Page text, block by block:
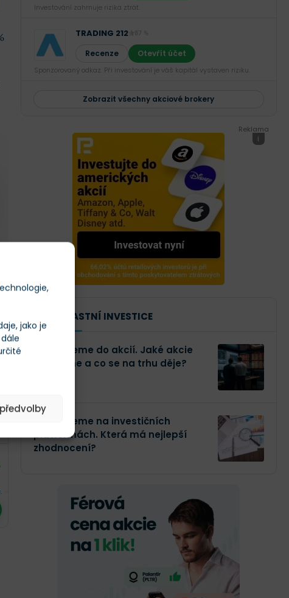
jako je
Investování zahrnuje rizika ztrát.‎
TRADING 212
Recenze Otevřít účet
Sponzorovaný odkaz. Při investování je váš kapitál vystaven riziku.
Zobrazit všechny akciové brokery
Reklama
i
NAŠE VLASTNÍ INVESTICE
Investujeme do akcií. Jaké akcie
kupujeme a co se na trhu děje?
Investujeme na investičních
platformách. Která má nejlepší
zhodnocení?